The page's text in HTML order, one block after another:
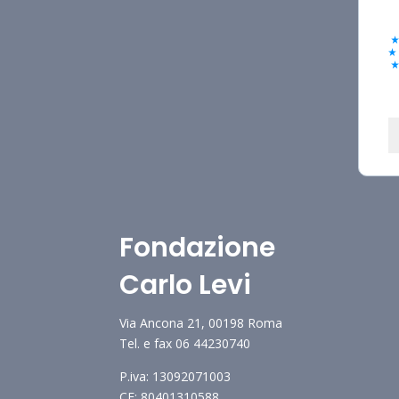
Fondazione
Carlo Levi
Via Ancona 21, 00198 Roma
Tel. e fax 06 44230740
P.iva: 13092071003